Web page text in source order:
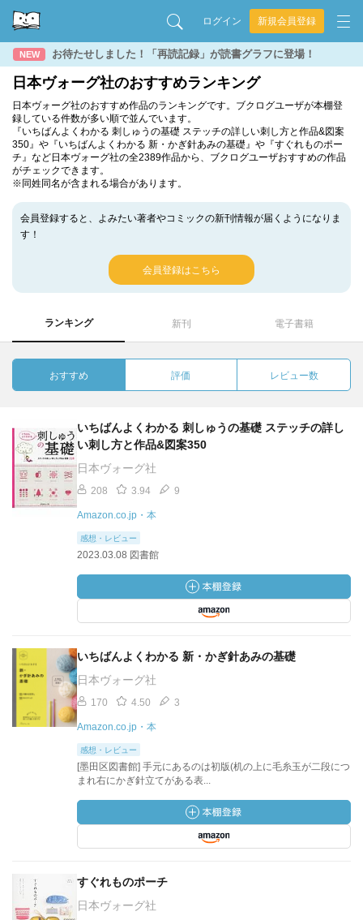
ログイン 新規会員登録
NEW お待たせしました！「再読記録」が読書グラフに登場！
日本ヴォーグ社のおすすめランキング
日本ヴォーグ社のおすすめ作品のランキングです。ブクログユーザが本棚登
録している件数が多い順で並んでいます。
『いちばんよくわかる 刺しゅうの基礎 ステッチの詳しい刺し方と作品&図案
350』や『いちばんよくわかる 新・かぎ針あみの基礎』や『すぐれものポー
チ』など日本ヴォーグ社の全2389作品から、ブクログユーザおすすめの作品
がチェックできます。
※同姓同名が含まれる場合があります。
会員登録すると、よみたい著者やコミックの新刊情報が届くようになりま
す！
会員登録はこちら
ランキング 新刊 電子書籍
おすすめ 評価 レビュー数
いちばんよくわかる 刺しゅうの基礎 ステッチの詳し
い刺し方と作品&図案350
日本ヴォーグ社
208 3.94 9
Amazon.co.jp・本
感想・レビュー
2023.03.08 図書館
いちばんよくわかる 新・かぎ針あみの基礎
日本ヴォーグ社
170 4.50 3
Amazon.co.jp・本
感想・レビュー
[墨田区図書館] 手元にあるのは初版(机の上に毛糸玉が二段につ
まれ右にかぎ針立てがある表...
すぐれものポーチ
日本ヴォーグ社